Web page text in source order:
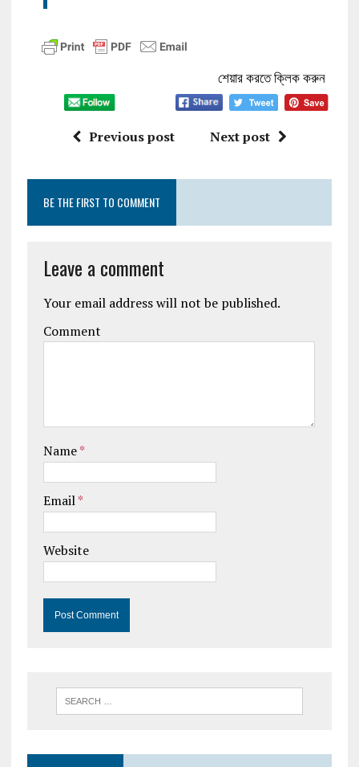
শেয়ার করতে ক্লিক করুন
Previous post Next post
BE THE FIRST TO COMMENT
Leave a comment
Your email address will not be published.
Comment
Name*
Email*
Website